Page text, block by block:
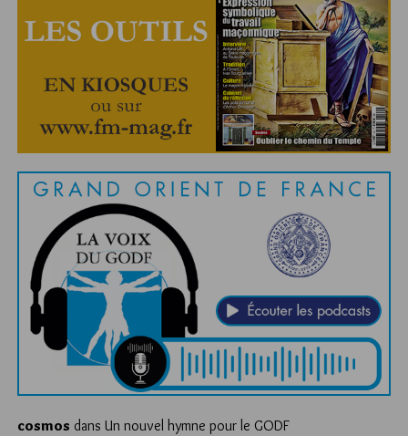
cosmos dans Un nouvel hymne pour le GODF